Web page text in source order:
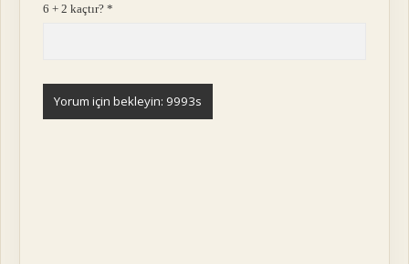
6 + 2 kaçtır?*